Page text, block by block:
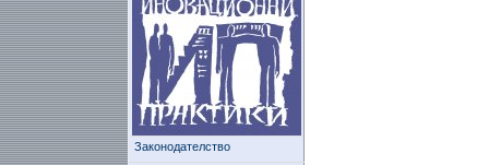
Законодателство